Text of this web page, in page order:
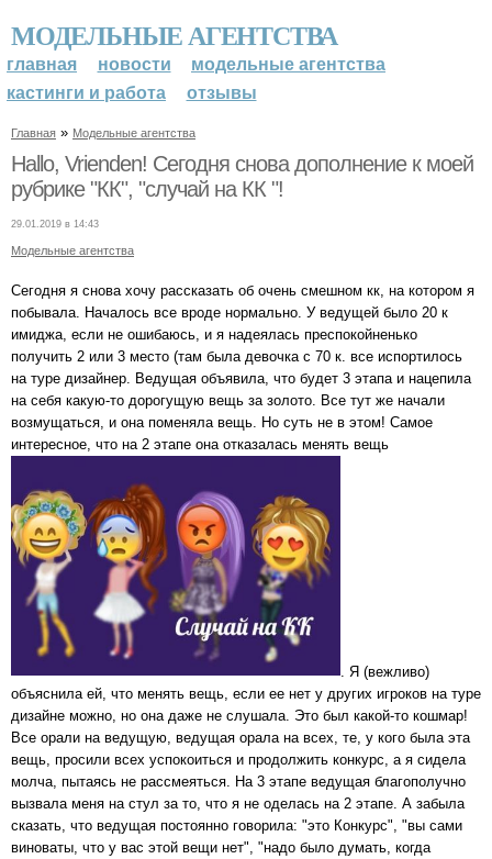
МОДЕЛЬНЫЕ АГЕНТСТВА
главная новости
модельные агентства
кастинги и работа
отзывы
Главная » Модельные агентства
Hallo, Vrienden! Сегодня снова дополнение к моей
рубрике "КК", "случай на КК "!
29.01.2019 в 14:43
Модельные агентства
Сегодня я снова хочу рассказать об очень смешном кк, на котором я
побывала. Началось все вроде нормально. У ведущей было 20 к
имиджа, если не ошибаюсь, и я надеялась преспокойненько
получить 2 или 3 место (там была девочка с 70 к. все испортилось
на туре дизайнер. Ведущая объявила, что будет 3 этапа и нацепила
на себя какую-то дорогущую вещь за золото. Все тут же начали
возмущаться, и она поменяла вещь. Но суть не в этом! Самое
интересное, что на 2 этапе она отказалась менять вещь
. Я (вежливо)
объяснила ей, что менять вещь, если ее нет у других игроков на туре
дизайне можно, но она даже не слушала. Это был какой-то кошмар!
Все орали на ведущую, ведущая орала на всех, те, у кого была эта
вещь, просили всех успокоиться и продолжить конкурс, а я сидела
молча, пытаясь не рассмеяться. На 3 этапе ведущая благополучно
вызвала меня на стул за то, что я не оделась на 2 этапе. А забыла
сказать, что ведущая постоянно говорила: "это Конкурс", "вы сами
виноваты, что у вас этой вещи нет", "надо было думать, когда